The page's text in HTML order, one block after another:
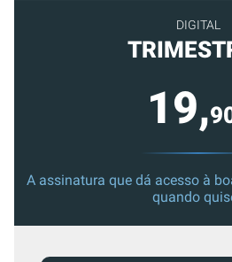
DIGITAL
19,
A assinatura que dá acesso à
quando